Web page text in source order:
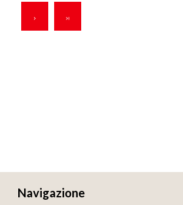
Navigazione